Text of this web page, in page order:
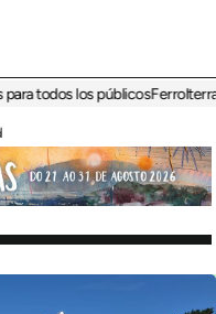
los públicosFerrolterra